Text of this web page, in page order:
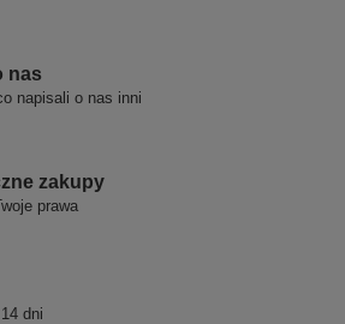
nas
napisali o nas inni
zakupy
prawa
dni